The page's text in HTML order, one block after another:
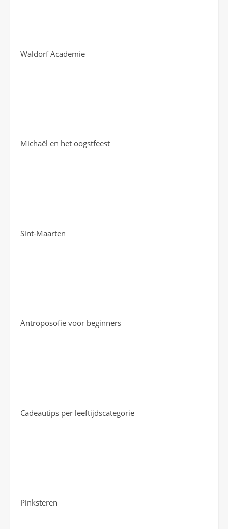
Waldorf Academie
Michaël en het oogstfeest
Sint-Maarten
Antroposofie voor beginners
Cadeautips per leeftijdscategorie
Pinksteren